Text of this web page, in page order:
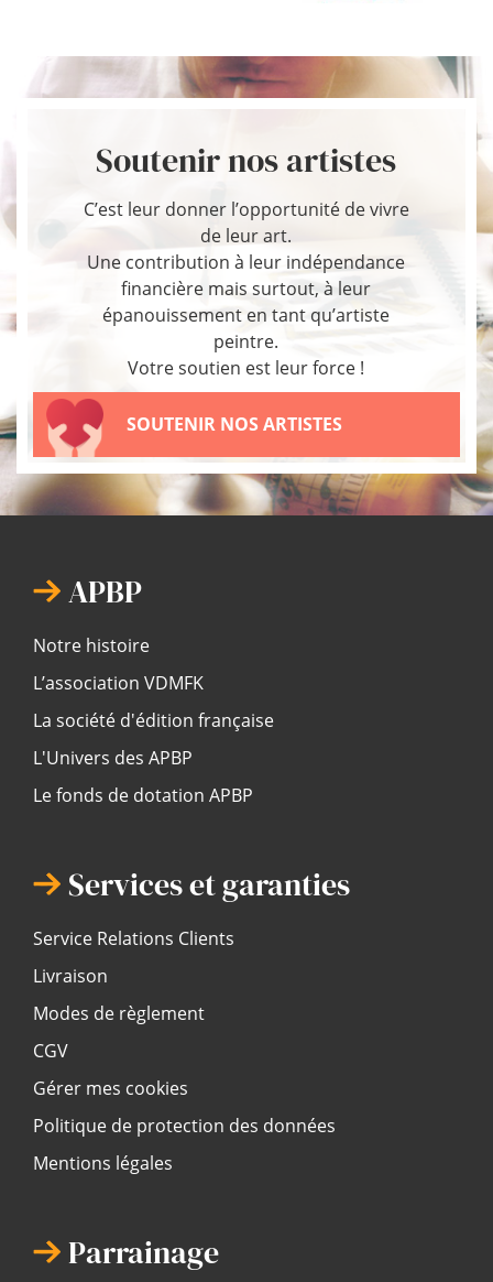
Soutenir nos artistes
C’est leur donner l’opportunité de vivre
de leur art.
Une contribution à leur indépendance
financière mais surtout, à leur
épanouissement en tant qu’artiste
peintre.
Votre soutien est leur force !
SOUTENIR NOS ARTISTES
APBP
Notre histoire
L’association VDMFK
La société d'édition française
L'Univers des APBP
Le fonds de dotation APBP
Services et garanties
Service Relations Clients
Livraison
Modes de règlement
CGV
Gérer mes cookies
Politique de protection des données
Mentions légales
Parrainage